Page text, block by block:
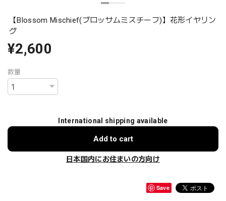
【Blossom Mischief(ブロッサムミスチーフ)】花形イヤリン
グ
¥2,600
数量
International shipping available
Add to cart
日本国内にお住まいの方向け
Save